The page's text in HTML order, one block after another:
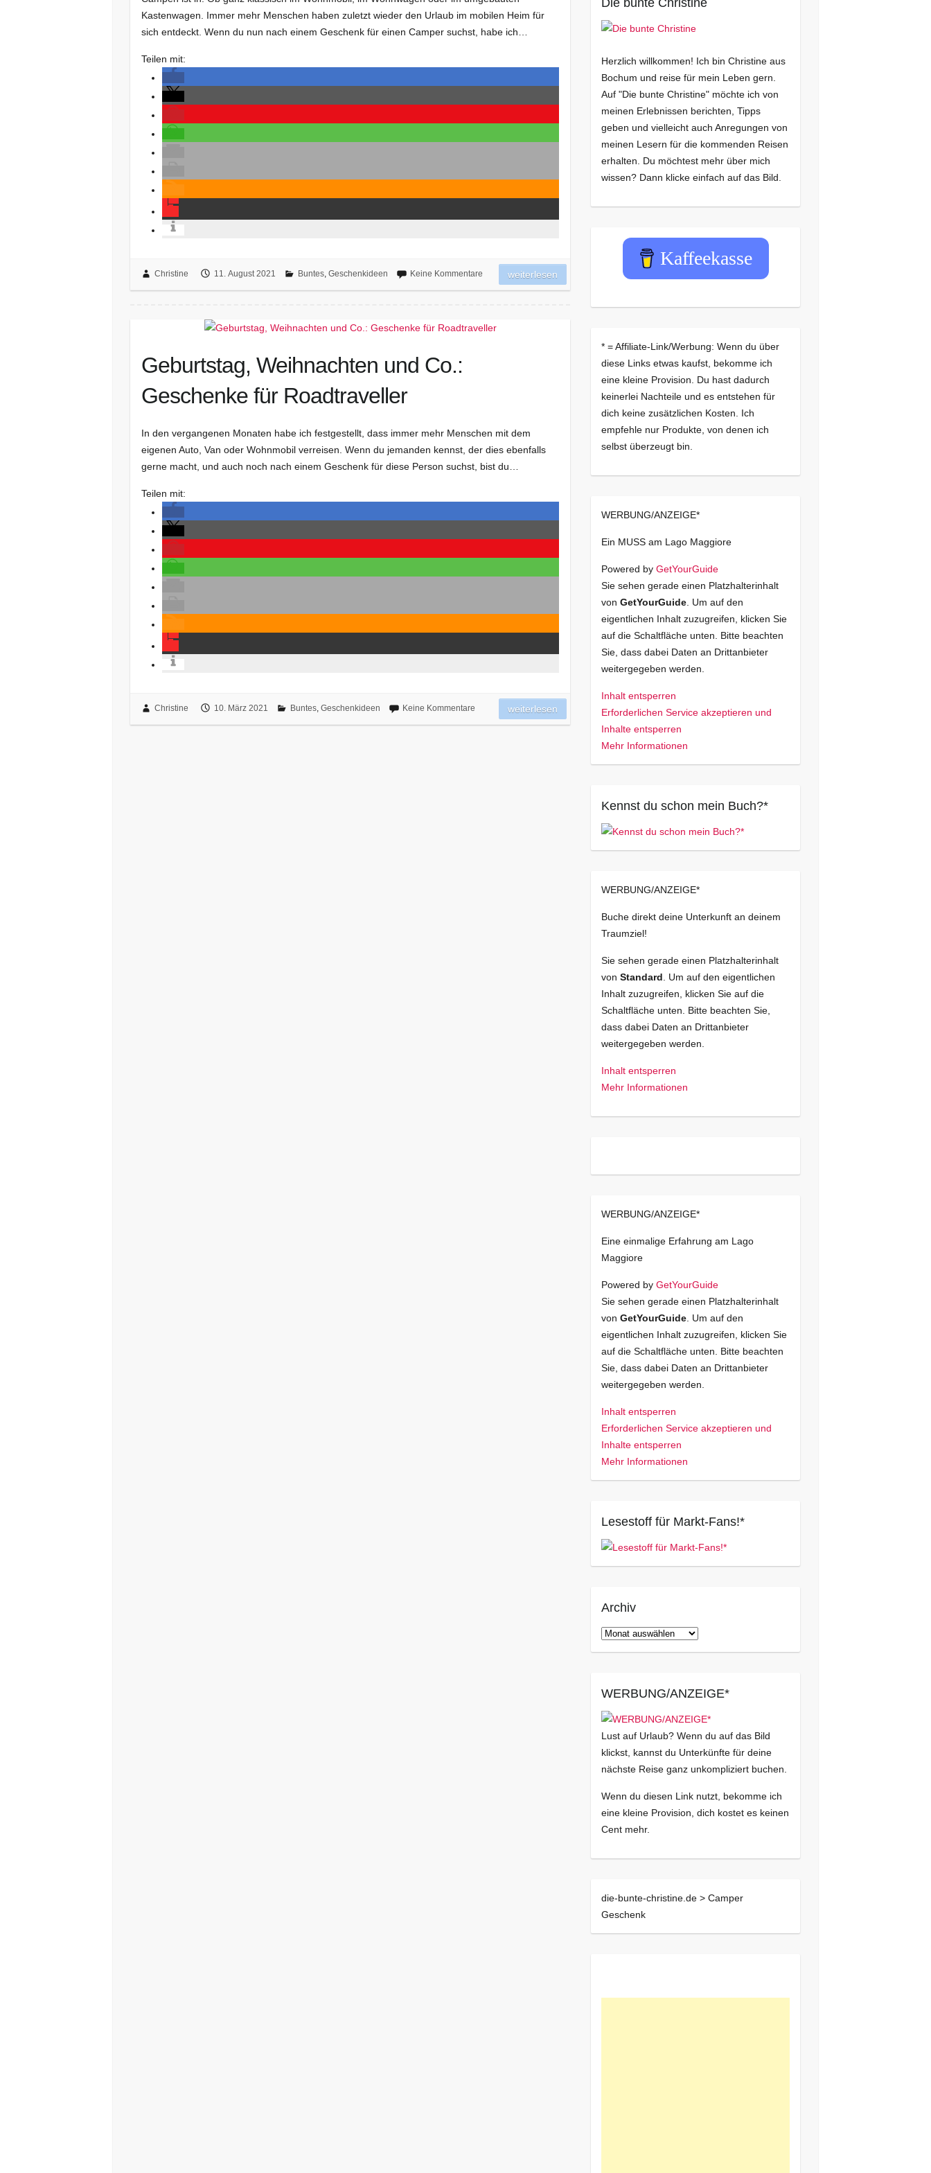
Kastenwagen. Immer mehr Menschen haben zuletzt wieder den Urlaub im mobilen Heim für
sich entdeckt. Wenn du nun nach einem Geschenk für einen Camper suchst, habe ich…
Teilen mit:
Christine 11. August 2021 Buntes, Geschenkideen Keine Kommentare weiterlesen
Geburtstag, Weihnachten und Co.:
Geschenke für Roadtraveller
In den vergangenen Monaten habe ich festgestellt, dass immer mehr Menschen mit dem
eigenen Auto, Van oder Wohnmobil verreisen. Wenn du jemanden kennst, der dies ebenfalls
gerne macht, und auch noch nach einem Geschenk für diese Person suchst, bist du…
Teilen mit:
Christine 10. März 2021 Buntes, Geschenkideen Keine Kommentare weiterlesen
Die bunte Christine
Herzlich willkommen! Ich bin Christine aus
Bochum und reise für mein Leben gern.
Auf "Die bunte Christine" möchte ich von
meinen Erlebnissen berichten, Tipps
geben und vielleicht auch Anregungen von
meinen Lesern für die kommenden Reisen
erhalten. Du möchtest mehr über mich
wissen? Dann klicke einfach auf das Bild.
Kaffeekasse
* = Affiliate-Link/Werbung: Wenn du über
diese Links etwas kaufst, bekomme ich
eine kleine Provision. Du hast dadurch
keinerlei Nachteile und es entstehen für
dich keine zusätzlichen Kosten. Ich
empfehle nur Produkte, von denen ich
selbst überzeugt bin.
WERBUNG/ANZEIGE*
Ein MUSS am Lago Maggiore
Powered by GetYourGuide
Sie sehen gerade einen Platzhalterinhalt
von GetYourGuide. Um auf den
eigentlichen Inhalt zuzugreifen, klicken Sie
auf die Schaltfläche unten. Bitte beachten
Sie, dass dabei Daten an Drittanbieter
weitergegeben werden.
Inhalt entsperren
Erforderlichen Service akzeptieren und
Inhalte entsperren
Mehr Informationen
Kennst du schon mein Buch?*
WERBUNG/ANZEIGE*
Buche direkt deine Unterkunft an deinem
Traumziel!
Sie sehen gerade einen Platzhalterinhalt
von Standard . Um auf den eigentlichen
Inhalt zuzugreifen, klicken Sie auf die
Schaltfläche unten. Bitte beachten Sie,
dass dabei Daten an Drittanbieter
weitergegeben werden.
Inhalt entsperren
Mehr Informationen
WERBUNG/ANZEIGE*
Eine einmalige Erfahrung am Lago
Maggiore
Powered by GetYourGuide
Sie sehen gerade einen Platzhalterinhalt
von GetYourGuide. Um auf den
eigentlichen Inhalt zuzugreifen, klicken Sie
auf die Schaltfläche unten. Bitte beachten
Sie, dass dabei Daten an Drittanbieter
weitergegeben werden.
Inhalt entsperren
Erforderlichen Service akzeptieren und
Inhalte entsperren
Mehr Informationen
Lesestoff für Markt-Fans!*
Archiv
Archiv
WERBUNG/ANZEIGE*
Lust auf Urlaub? Wenn du auf das Bild
klickst, kannst du Unterkünfte für deine
nächste Reise ganz unkompliziert buchen.
Wenn du diesen Link nutzt, bekomme ich
eine kleine Provision, dich kostet es keinen
Cent mehr.
die-bunte-christine.de > Camper
Geschenk